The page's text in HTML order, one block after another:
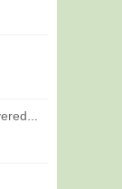
UpdateLayeredWindow与SetLayeredWindowAttributes